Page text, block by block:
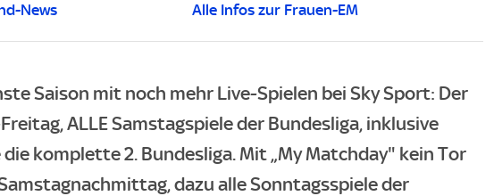
News Alle Infos zur Frauen-EM
Saison mit noch mehr Live-Spielen bei Sky Sport: Der
ALLE Samstagspiele der Bundesliga, inklusive
komplette 2. Bundesliga. Mit „My Matchday" kein Tor
dazu alle Sonntagsspiele der